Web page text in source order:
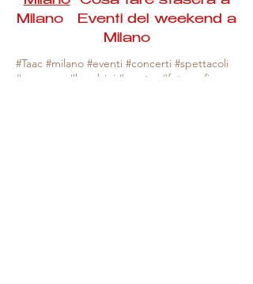
Milano Eventi del weekend a
Milano
#Taac #milano #eventi #concerti #spettacoli
#rassegne #bambini #mostre #fotografia